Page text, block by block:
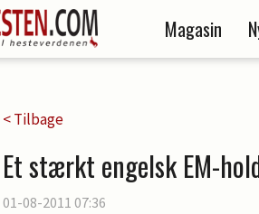
Magasin
< Tilbage
Et stærkt engelsk EM-
01-08-2011 07:36